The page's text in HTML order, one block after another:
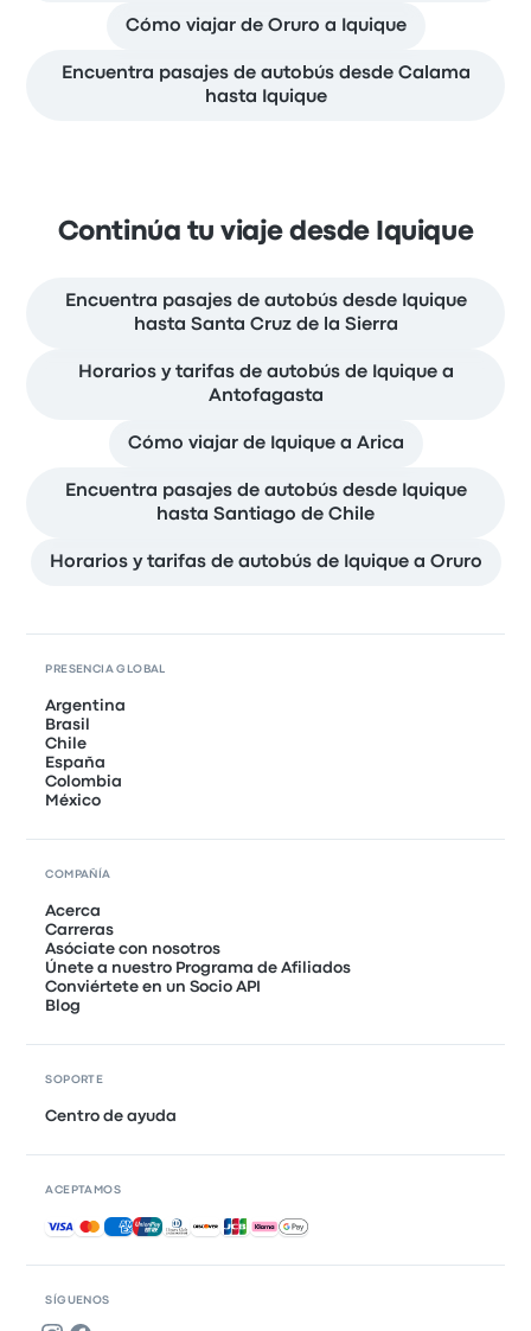
Cómo viajar de Oruro a Iquique
Encuentra pasajes de autobús desde Calama
hasta Iquique
Continúa tu viaje desde Iquique
Encuentra pasajes de autobús desde Iquique
hasta Santa Cruz de la Sierra
Horarios y tarifas de autobús de Iquique a
Antofagasta
Cómo viajar de Iquique a Arica
Encuentra pasajes de autobús desde Iquique
hasta Santiago de Chile
Horarios y tarifas de autobús de Iquique a Oruro
SÍGUENOS
PRESENCIA GLOBAL
Argentina
Brasil
Chile
España
Colombia
México
COMPAÑÍA
Acerca
Carreras
Asóciate con nosotros
Únete a nuestro Programa de Afiliados
Conviértete en un Socio API
Blog
SOPORTE
Centro de ayuda
ACEPTAMOS
Pagos aceptados